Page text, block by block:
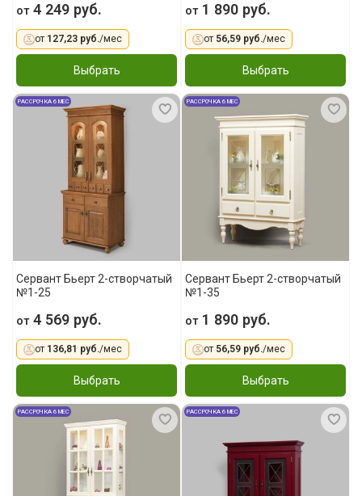
от4 249 руб.
от 127,23 руб./мес
Выбрать
от1 890 руб.
от 56,59 руб./мес
Выбрать
РАССРОЧКА 6 МЕС
Сервант Бьерт 2-створчатый
№1-25
от4 569 руб.
от 136,81 руб./мес
Выбрать
РАССРОЧКА 6 МЕС
Сервант Бьерт 2-створчатый
№1-35
от1 890 руб.
от 56,59 руб./мес
Выбрать
РАССРОЧКА 6 МЕС РАССРОЧКА 6 МЕС